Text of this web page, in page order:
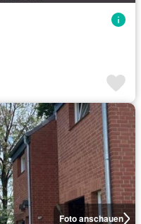
Foto anschauen